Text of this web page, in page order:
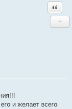
−
и желает всего